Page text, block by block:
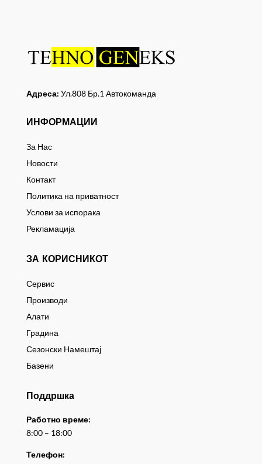
Адреса: Ул.808 Бр.1 Автокоманда
ИНФОРМАЦИИ
За Нас
Новости
Контакт
Политика на приватност
Услови за испорака
Рекламација
ЗА КОРИСНИКОТ
Сервис
Производи
Алати
Градина
Сезонски Намештај
Базени
Поддршка
Работно време:
8:00 – 18:00
Телефон: